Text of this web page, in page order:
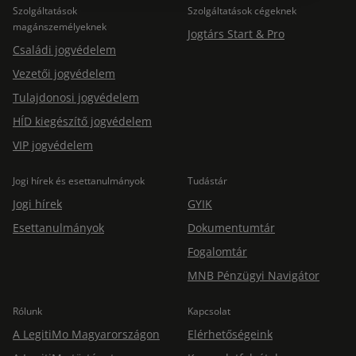
Szolgáltatások
magánszemélyeknek
Családi jogvédelem
Vezetői jogvédelem
Tulajdonosi jogvédelem
HÍD kiegészítő jogvédelem
VIP jogvédelem
Szolgáltatások cégeknek
Jogtárs Start & Pro
Jogi hírek és esettanulmányok
Jogi hírek
Esettanulmányok
Tudástár
GYIK
Dokumentumtár
Fogalomtár
MNB Pénzügyi Navigátor
Rólunk
A LegitiMo Magyarországon
Kapcsolat
Elérhetőségeink